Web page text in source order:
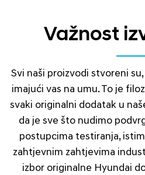
Važnost
Svi naši proizvodi stvoreni
imajući vas na umu. To je
svaki originalni dodatak u
da je sve što nudimo
postupcima testiranja,
zahtjevnim zahtjevima
izbor originalne Hyundai